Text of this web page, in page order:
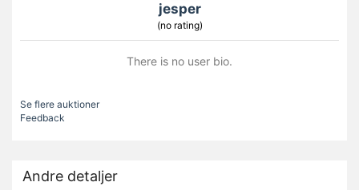
jesper
(no rating)
There is no user bio.
Se flere auktioner
Feedback
Andre detaljer